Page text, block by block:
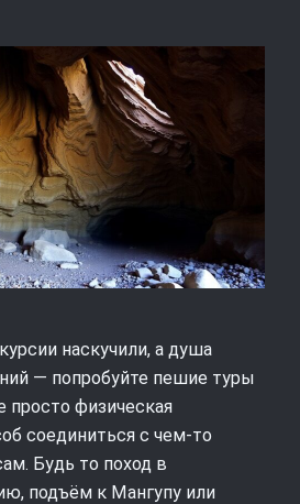
наскучили, а душа
— попробуйте пешие туры
просто физическая
соединиться с чем-то
Будь то поход в
подъём к Мангупу или